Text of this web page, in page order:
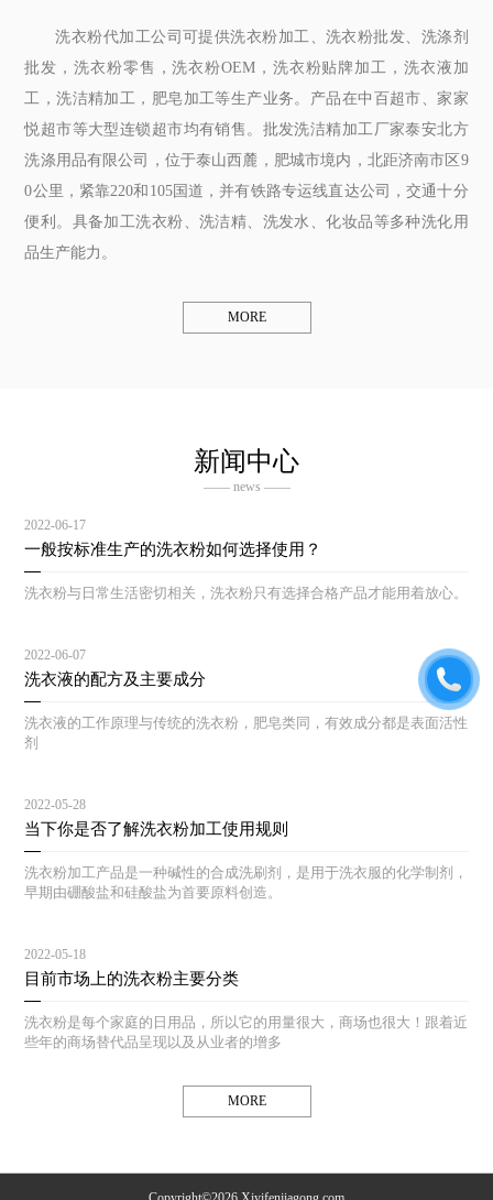
洗衣粉代加工公司可提供洗衣粉加工、洗衣粉批发、洗涤剂
批发，洗衣粉零售，洗衣粉OEM，洗衣粉贴牌加工，洗衣液加
工，洗洁精加工，肥皂加工等生产业务。产品在中百超市、家家
悦超市等大型连锁超市均有销售。批发洗洁精加工厂家泰安北方
洗涤用品有限公司，位于泰山西麓，肥城市境内，北距济南市区9
0公里，紧靠220和105国道，并有铁路专运线直达公司，交通十分
便利。具备加工洗衣粉、洗洁精、洗发水、化妆品等多种洗化用
品生产能力。
MORE
新闻中心
—— news ——
2022-06-17
一般按标准生产的洗衣粉如何选择使用？
洗衣粉与日常生活密切相关，洗衣粉只有选择合格产品才能用着放心。
2022-06-07
洗衣液的配方及主要成分
洗衣液的工作原理与传统的洗衣粉，肥皂类同，有效成分都是表面活性
剂
2022-05-28
当下你是否了解洗衣粉加工使用规则
洗衣粉加工产品是一种碱性的合成洗刷剂，是用于洗衣服的化学制剂，
早期由硼酸盐和硅酸盐为首要原料创造。
2022-05-18
目前市场上的洗衣粉主要分类
洗衣粉是每个家庭的日用品，所以它的用量很大，商场也很大！跟着近
些年的商场替代品呈现以及从业者的增多
MORE